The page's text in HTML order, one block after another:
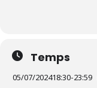
Temps
05/07/202418:30-23:59